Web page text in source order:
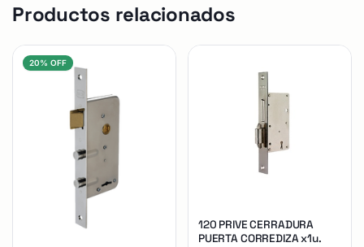
Productos relacionados
20% OFF
120 PRIVE CERRADURA
PUERTA CORREDIZA x1u.